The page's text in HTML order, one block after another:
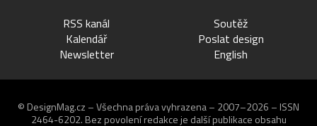
RSS kanál
Kalendář
Newsletter
Soutěž
Poslat design
English
© DesignMag.cz – Všechna práva vyhrazena – 2007–2026 – ISSN
2464-6202. Bez povolení redakce je další publikace obsahu